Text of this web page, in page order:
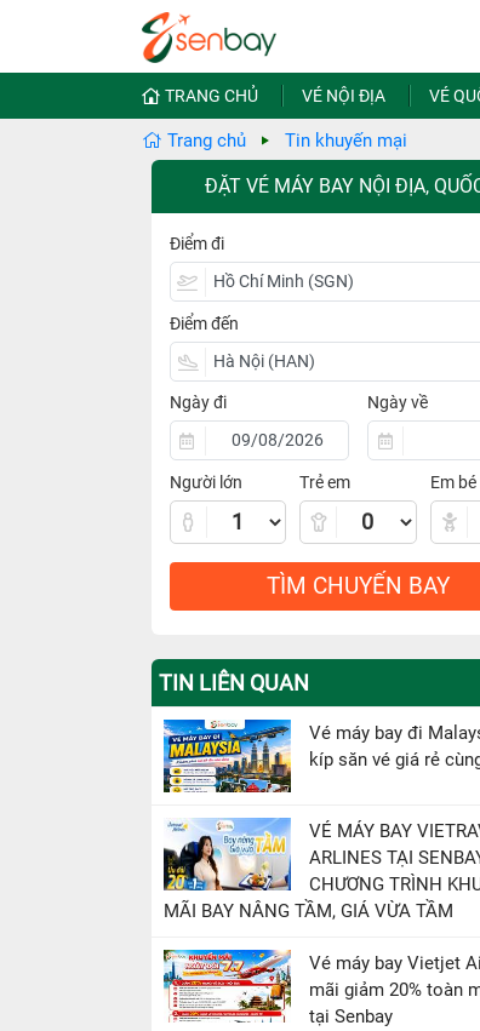
TRANG CHỦ VÉ NỘI ĐỊA VÉ
Trang chủ Tin khuyến mại
ĐẶT VÉ MÁY BAY NỘI ĐỊA,
Điểm đi
Điểm đến
Ngày đi Ngày về
Người lớn Trẻ em Em bé
TÌM CHUYẾN BAY
TIN LIÊN QUAN
Vé máy bay đi
kíp săn vé giá rẻ
VÉ MÁY BAY
ARLINES TẠI
CHƯƠNG TRÌNH
MÃI BAY NÂNG TẦM, GIÁ VỪA TẦM
Vé máy bay Vietjet
mãi giảm 20% toàn
tại Senbay